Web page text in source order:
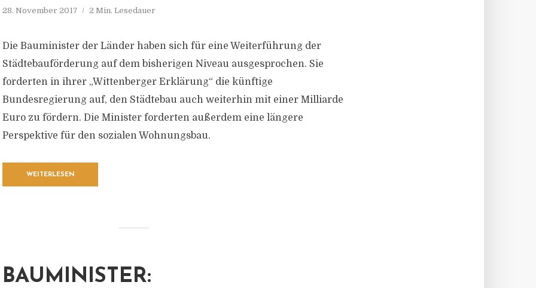
28. November 2017 2 Min. Lesedauer
Die Bauminister der Länder haben sich für eine Weiterführung der
Städtebauförderung auf dem bisherigen Niveau ausgesprochen. Sie
forderten in ihrer „Wittenberger Erklärung“ die künftige
Bundesregierung auf, den Städtebau auch weiterhin mit einer Milliarde
Euro zu fördern. Die Minister forderten außerdem eine längere
Perspektive für den sozialen Wohnungsbau.
WEITERLESEN
BAUMINISTER: